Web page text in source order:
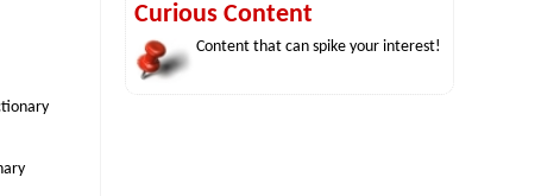
Curious Content
Content that can spike your interest!